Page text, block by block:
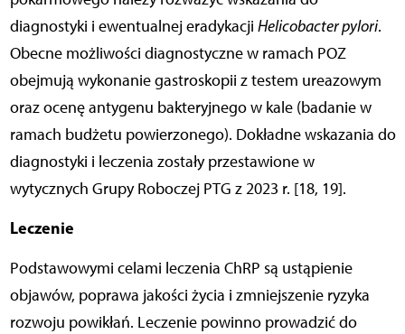
diagnostyki i ewentualnej eradykacji Helicobacter pylori.
Obecne możliwości diagnostyczne w ramach POZ
obejmują wykonanie gastroskopii z testem ureazowym
oraz ocenę antygenu bakteryjnego w kale (badanie w
ramach budżetu powierzonego). Dokładne wskazania do
diagnostyki i leczenia zostały przestawione w
wytycznych Grupy Roboczej PTG z 2023 r. [18, 19].
Leczenie
Podstawowymi celami leczenia ChRP są ustąpienie
objawów, poprawa jakości życia i zmniejszenie ryzyka
rozwoju powikłań. Leczenie powinno prowadzić do